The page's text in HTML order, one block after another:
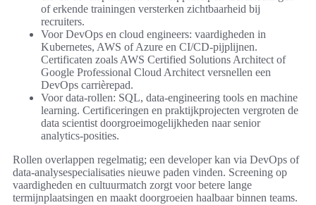
of erkende trainingen versterken zichtbaarheid bij
recruiters.
Voor DevOps en cloud engineers: vaardigheden in
Kubernetes, AWS of Azure en CI/CD-pijplijnen.
Certificaten zoals AWS Certified Solutions Architect of
Google Professional Cloud Architect versnellen een
DevOps carrièrepad.
Voor data-rollen: SQL, data-engineering tools en machine
learning. Certificeringen en praktijkprojecten vergroten de
data scientist doorgroeimogelijkheden naar senior
analytics-posities.
Rollen overlappen regelmatig; een developer kan via DevOps of
data-analysespecialisaties nieuwe paden vinden. Screening op
vaardigheden en cultuurmatch zorgt voor betere lange
termijnplaatsingen en maakt doorgroeien haalbaar binnen teams.